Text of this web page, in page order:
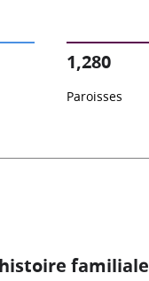
1,280
Paroisses
familiale